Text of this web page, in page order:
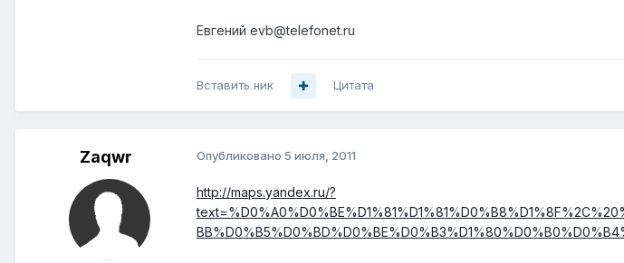
Евгений evb@telefonet.ru
Вставить ник Цитата
Zaqwr Опубликовано 5 июля, 2011
http://maps.yandex.ru/?